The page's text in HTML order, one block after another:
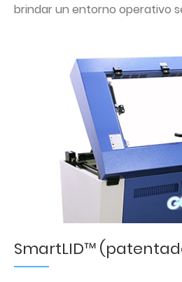
brindar un entorno operativo
SmartLID™